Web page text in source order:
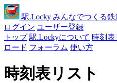
駅.Locky みんなでつくる鉄
ログイン ユーザー登録
トップ 駅.Lockyについて 時刻表
ロード フォーラム 使い方
時刻表リスト